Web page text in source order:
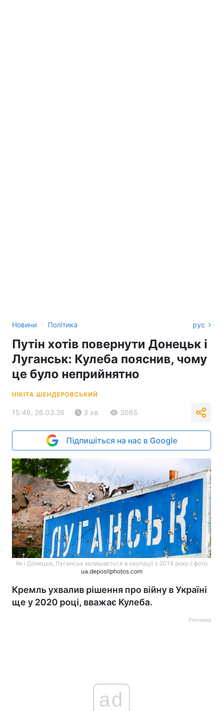
Новини › Політика рус
Путін хотів повернути Донецьк і
Луганськ: Кулеба пояснив, чому
це було неприйнятно
НІКІТА ШЕНДЕРОВСЬКИЙ
15:46, 26.03.26 3 хв. 3065
Підпишіться на нас в Google
Як і Донецьк, Луганськ залишається в окупації з 2014 року / фото
ua.depositphotos.com
Кремль ухвалив рішення про війну в Україні
ще у 2020 році, вважає Кулеба.
Реклама
ad